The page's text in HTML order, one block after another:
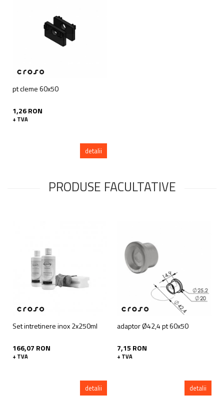
pt cleme 60x50
1,26 RON
+ TVA
detalii
PRODUSE FACULTATIVE
Set intretinere inox 2x250ml
166,07 RON
+ TVA
detalii
adaptor Ø42,4 pt 60x50
7,15 RON
+ TVA
detalii